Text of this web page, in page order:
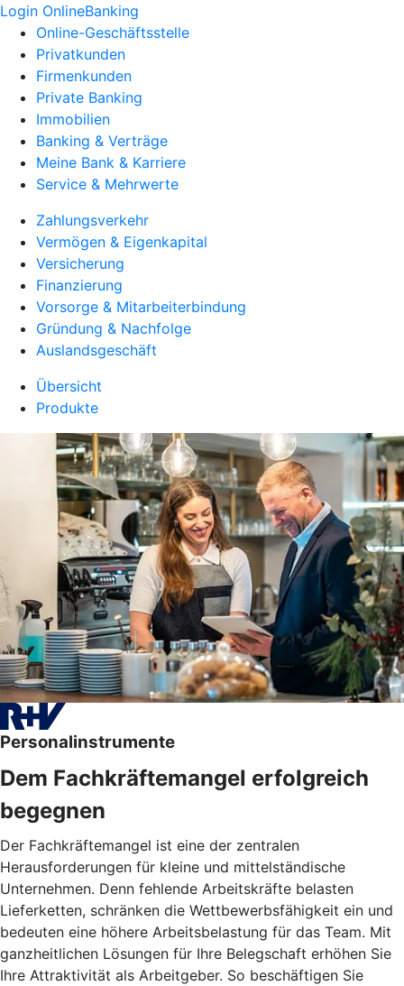
Login OnlineBanking
Online-Geschäftsstelle
Privatkunden
Firmenkunden
Private Banking
Immobilien
Banking & Verträge
Meine Bank & Karriere
Service & Mehrwerte
Zahlungsverkehr
Vermögen & Eigenkapital
Versicherung
Finanzierung
Vorsorge & Mitarbeiterbindung
Gründung & Nachfolge
Auslandsgeschäft
Übersicht
Produkte
Personalinstrumente
Dem Fachkräftemangel erfolgreich
begegnen
Der Fachkräftemangel ist eine der zentralen
Herausforderungen für kleine und mittelständische
Unternehmen. Denn fehlende Arbeitskräfte belasten
Lieferketten, schränken die Wettbewerbsfähigkeit ein und
bedeuten eine höhere Arbeitsbelastung für das Team. Mit
ganzheitlichen Lösungen für Ihre Belegschaft erhöhen Sie
Ihre Attraktivität als Arbeitgeber. So beschäftigen Sie